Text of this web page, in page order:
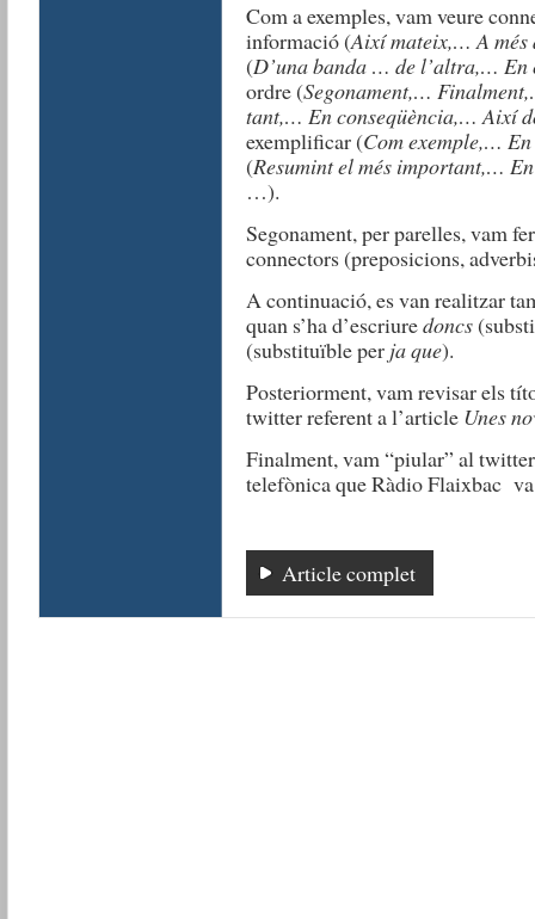
Com a exemples, vam veure
informació (Així mateix,… A
(D’una banda … de l’altra,…
ordre (Segonament,…
tant,… Enconseqüència,… Així
exemplificar (Com exemple,…
(Resumint el més important,…
…).
Segonament, per parelles, vam
connectors (preposicions,
A continuació, es van realitzar
quan s’ha d’escriuredoncs
(substituïble per ja que).
Posteriorment, vam revisar els
twitter referent a l’article Unes
Finalment, vam “piular” al
telefònica que Ràdio Flaixbac
Article complet